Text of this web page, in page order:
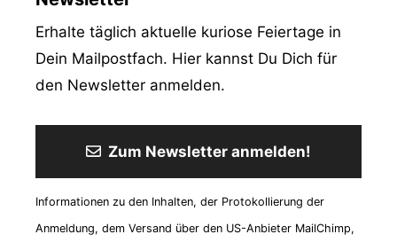
Erhalte täglich aktuelle kuriose Feiertage in
Dein Mailpostfach. Hier kannst Du Dich für
den Newsletter anmelden.
Zum Newsletter anmelden!
Informationen zu den Inhalten, der Protokollierung der
Anmeldung, dem Versand über den US-Anbieter MailChimp,